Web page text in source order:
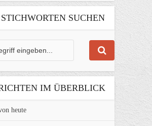
SUCHEN
IM ÜBERBLICK
heute